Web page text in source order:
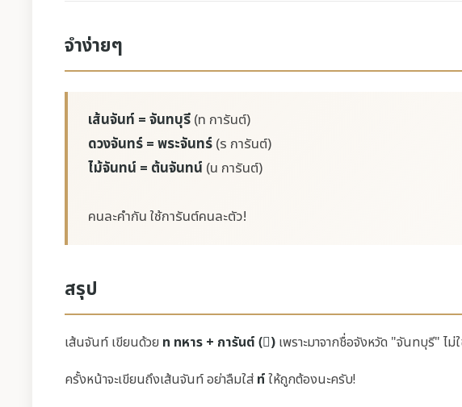
จำง่ายๆ
เส้นจันท์ = จันทบุรี(ท การันต์)
ดวงจันทร์ = พระจันทร์(ร การันต์)
ไม้จันทน์ = ต้นจันทน์ (น การันต์)
คนละคำกัน ใช้การันต์คนละตัว!
สรุป
เส้นจันท์ เขียนด้วย ท ทหาร + การันต์ (์) เพราะมาจากชื่อจังหวัด "จันทบุรี" ไ
ครั้งหน้าจะเขียนถึงเส้นจันท์ อย่าลืมใส่ ท์ให้ถูกต้องนะครับ!